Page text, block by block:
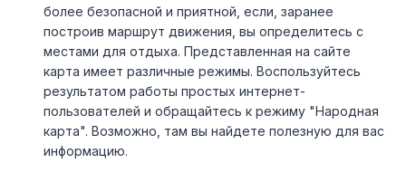
более безопасной и приятной, если, заранее
построив маршрут движения, вы определитесь с
местами для отдыха. Представленная на сайте
карта имеет различные режимы. Воспользуйтесь
результатом работы простых интернет-
пользователей и обращайтесь к режиму "Народная
карта". Возможно, там вы найдете полезную для вас
информацию.